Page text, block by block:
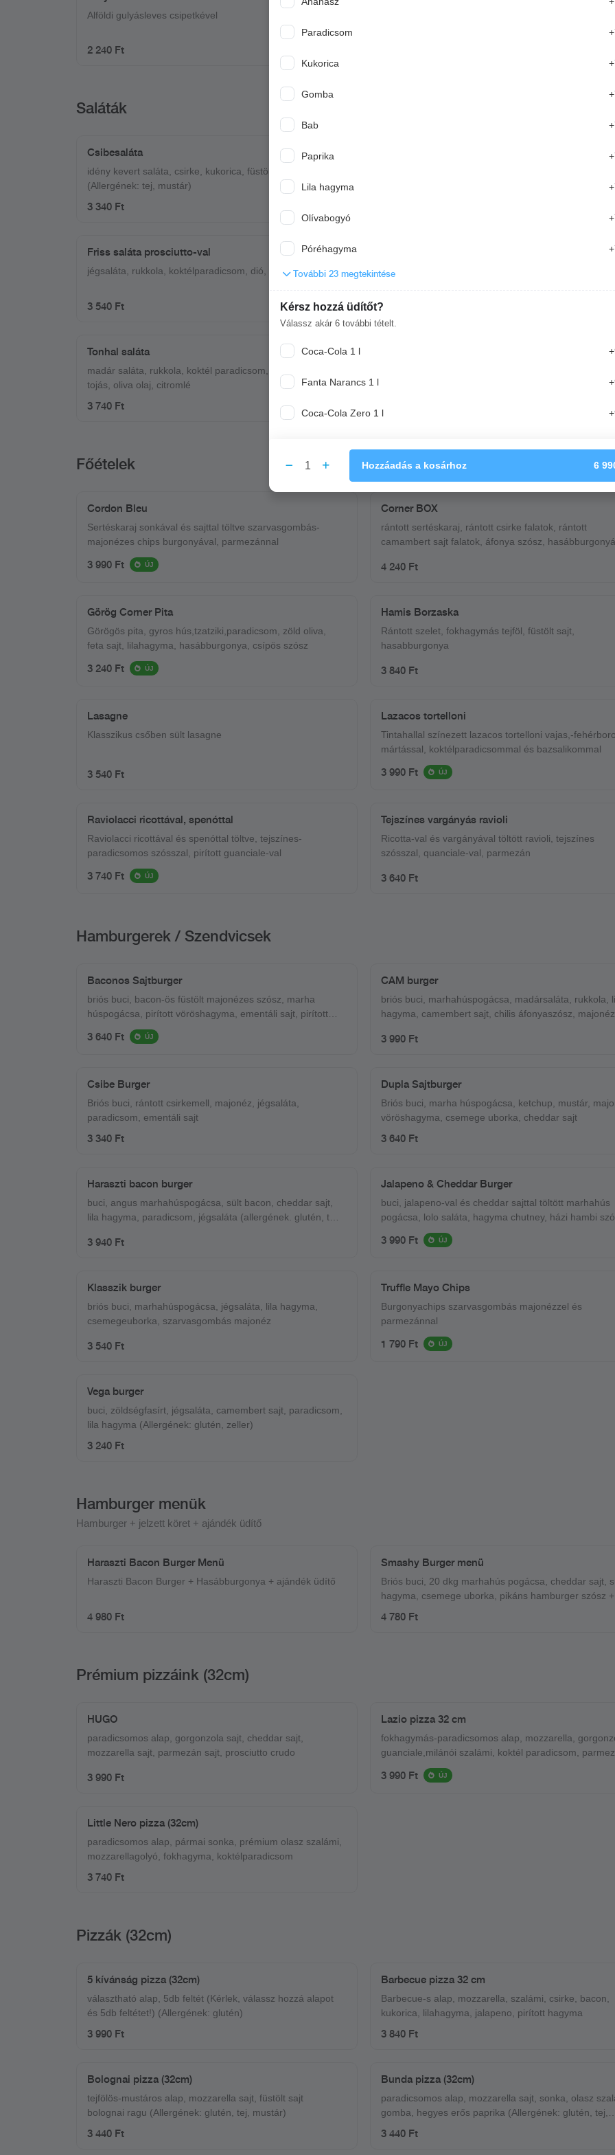
Alföldi gulyásleves csipetkével
2 240 Ft
Saláták
Csibesaláta
idény kevert saláta, csirke, kukorica, füstölt sajt, édes öntet
(Allergének: tej, mustár)
3 340 Ft
Friss saláta prosciutto-val
jégsaláta, rukkola, koktélparadicsom, dió, körte, prosciutto
3 540 Ft
Rukkola, madársaláta, körte, kecskesajt, pirított dió,
3 640 Ft
Tonhal saláta
madár saláta, rukkola, koktél paradicsom, lila hagyma, főtt
tojás, oliva olaj, citromlé
3 740 Ft
Főételek
Cordon Bleu
Sertéskaraj sonkával és sajttal töltve szarvasgombás-
majonézes chips burgonyával, parmezánnal
3 990 Ft ÚJ
Corner BOX
rántott sertéskaraj, rántott csirke falatok, rántott
camambert sajt falatok, áfonya szósz,
4 240 Ft
Görög Corner Pita
Görögös pita, gyros hús,tzatziki,paradicsom, zöld oliva,
feta sajt, lilahagyma, hasábburgonya, csípös szósz
3 240 Ft ÚJ
Hamis Borzaska
Rántott szelet, fokhagymás tejföl, füstölt sajt,
hasabburgonya
3 840 Ft
Lasagne
Klasszikus csőben sült lasagne
3 540 Ft
Lazacos tortelloni
Tintahallal színezett lazacos tortelloni vajas,-
mártással, koktélparadicsommal és bazsalikommal
3 990 Ft ÚJ
Raviolacci ricottával, spenóttal
Raviolacci ricottával és spenóttal töltve, tejszínes-
paradicsomos szósszal, pirított guanciale-val
3 740 Ft ÚJ
Tejszínes vargányás ravioli
Ricotta-val és vargányával töltött ravioli, tejszínes
szósszal, quanciale-val, parmezán
3 640 Ft
Hamburgerek / Szendvicsek
Baconos Sajtburger
briós buci, bacon-ös füstölt majonézes szósz, marha
húspogácsa, pirított vöröshagyma, ementáli sajt, pirított
3 640 Ft ÚJ
CAM burger
briós buci, marhahúspogácsa, madársaláta, rukkola,
hagyma, camembert sajt, chilis áfonyaszósz, majonéz
3 990 Ft
Csibe Burger
Briós buci, rántott csirkemell, majonéz, jégsaláta,
paradicsom, ementáli sajt
3 340 Ft
Dupla Sajtburger
Briós buci, marha húspogácsa, ketchup, mustár,
vöröshagyma, csemege uborka, cheddar sajt
3 640 Ft
Haraszti bacon burger
buci, angus marhahúspogácsa, sült bacon, cheddar sajt,
lila hagyma, paradicsom, jégsaláta (allergének. glutén, tej,
3 940 Ft
Jalapeno & Cheddar Burger
buci, jalapeno-val és cheddar sajttal töltött marhahús
pogácsa, lolo saláta, hagyma chutney, házi hambi szósz,
karamelizalt ananász, cheddar sajt
3 990 Ft ÚJ
Klasszik burger
briós buci, marhahúspogácsa, jégsaláta, lila hagyma,
csemegeuborka, szarvasgombás majonéz
3 540 Ft
Truffle Mayo Chips
Burgonyachips szarvasgombás majonézzel és
parmezánnal
1 790 Ft ÚJ
Vega burger
buci, zöldségfasírt, jégsaláta, camembert sajt, paradicsom,
lila hagyma (Allergének: glutén, zeller)
3 240 Ft
Hamburger menük
Hamburger + jelzett köret + ajándék üdítő
Haraszti Bacon Burger Menü
Haraszti Bacon Burger + Hasábburgonya + ajándék üdítő
4 980 Ft
Smashy Burger menü
Briós buci, 20 dkg marhahús pogácsa, cheddar sajt,
hagyma, csemege uborka, pikáns hamburger szósz +
4 780 Ft
Prémium pizzáink (32cm)
HUGO
paradicsomos alap, gorgonzola sajt, cheddar sajt,
mozzarella sajt, parmezán sajt, prosciutto crudo
3 990 Ft
Lazio pizza 32 cm
fokhagymás-paradicsomos alap, mozzarella,
guanciale,milánói szalámi, koktél paradicsom,
3 990 Ft ÚJ
Little Nero pizza (32cm)
paradicsomos alap, pármai sonka, prémium olasz szalámi,
mozzarellagolyó, fokhagyma, koktélparadicsom
3 740 Ft
Pizzák (32cm)
5 kívánság pizza (32cm)
választható alap, 5db feltét (Kérlek, válassz hozzá alapot
és 5db feltétet!) (Allergének: glutén)
3 990 Ft
Barbecue pizza 32 cm
Barbecue-s alap, mozzarella, szalámi, csirke, bacon,
kukorica, lilahagyma, jalapeno, pirított hagyma
3 840 Ft
Bolognai pizza (32cm)
tejfölös-mustáros alap, mozzarella sajt, füstölt sajt
bolognai ragu (Allergének: glutén, tej, mustár)
3 440 Ft
Bunda pizza (32cm)
paradicsomos alap, mozzarella sajt, sonka, olasz
gomba, hegyes erős paprika (Allergének: glutén, tej,
3 440 Ft
Paradicsom
Kukorica
Gomba
Bab
Paprika
Lila hagyma
Olívabogyó
Póréhagyma
További 23 megtekintése
Kérsz hozzá üdítőt?
Válassz akár 6 további tételt.
Coca-Cola 1 l
Fanta Narancs 1 l
Coca-Cola Zero 1 l
1 Hozzáadás a kosárhoz 6